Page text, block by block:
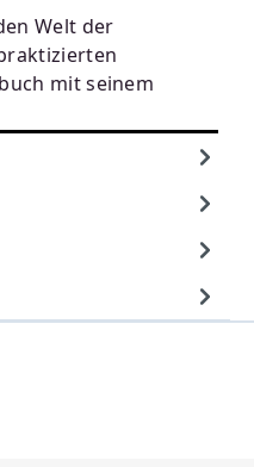
Welt der
mit seinem